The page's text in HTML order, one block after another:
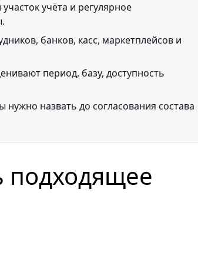
учёта и регулярное
банков, касс, маркетплейсов и
период, базу, доступность
назвать до согласования состава
подходящее